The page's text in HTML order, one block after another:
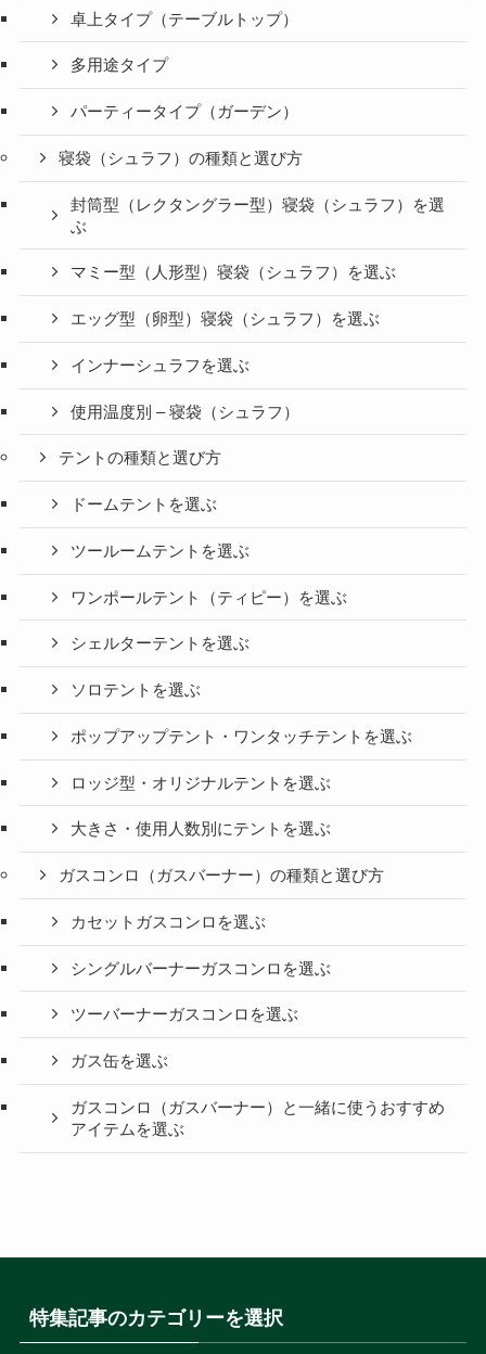
卓上タイプ（テーブルトップ）
多用途タイプ
パーティータイプ（ガーデン）
寝袋（シュラフ）の種類と選び方
封筒型（レクタングラー型）寝袋（シュラフ）を選
ぶ
マミー型（人形型）寝袋（シュラフ）を選ぶ
エッグ型（卵型）寝袋（シュラフ）を選ぶ
インナーシュラフを選ぶ
使用温度別 – 寝袋（シュラフ）
テントの種類と選び方
ドームテントを選ぶ
ツールームテントを選ぶ
ワンポールテント（ティピー）を選ぶ
シェルターテントを選ぶ
ソロテントを選ぶ
ポップアップテント・ワンタッチテントを選ぶ
ロッジ型・オリジナルテントを選ぶ
大きさ・使用人数別にテントを選ぶ
ガスコンロ（ガスバーナー）の種類と選び方
カセットガスコンロを選ぶ
シングルバーナーガスコンロを選ぶ
ツーバーナーガスコンロを選ぶ
ガス缶を選ぶ
ガスコンロ（ガスバーナー）と一緒に使うおすすめ
アイテムを選ぶ
特集記事のカテゴリーを選択